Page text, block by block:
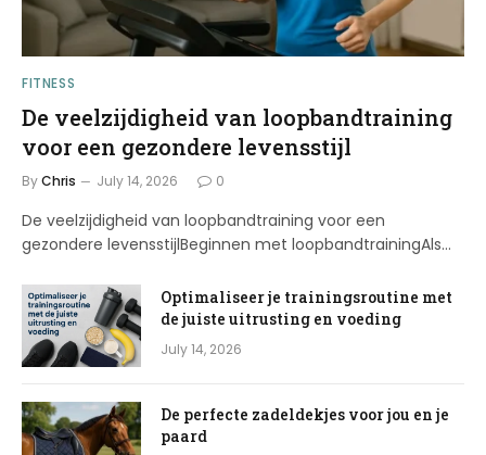
FITNESS
De veelzijdigheid van loopbandtraining
voor een gezondere levensstijl
ByChris July 14, 2026 0
De veelzijdigheid van loopbandtraining voor een
gezondere levensstijlBeginnen met loopbandtrainingAls…
Optimaliseer je trainingsroutine met
de juiste uitrusting en voeding
July 14, 2026
De perfecte zadeldekjes voor jou en je
paard